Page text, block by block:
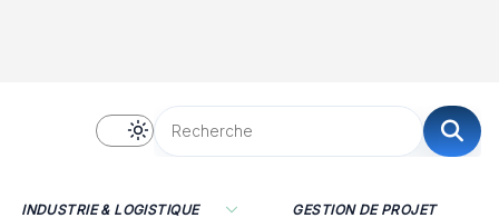
INDUSTRIE & LOGISTIQUE GESTION DE PROJET